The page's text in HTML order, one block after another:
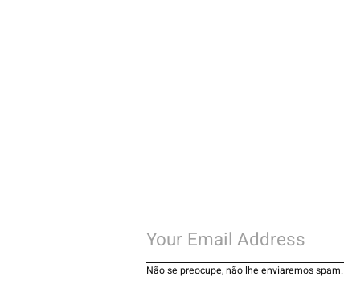
Não se preocupe, não lhe enviaremos spam.